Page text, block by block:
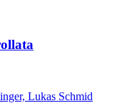
Lukas Schmid